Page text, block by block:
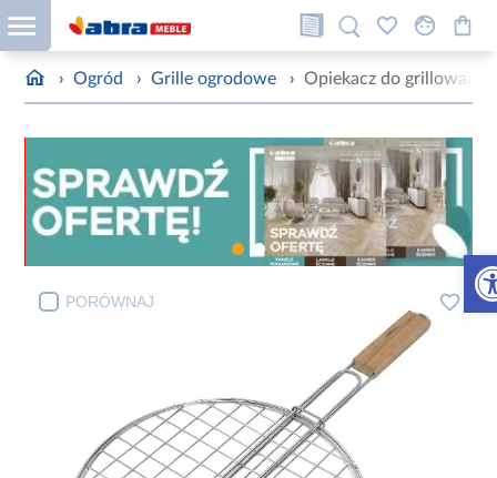
› Ogród › Grille ogrodowe › Opiekacz do grillowania
PORÓWNAJ